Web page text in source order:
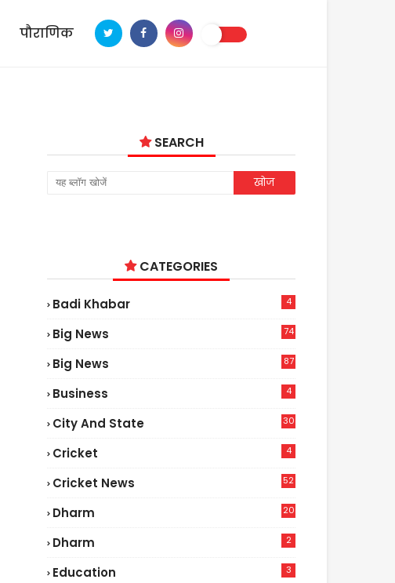
पौराणिक
SEARCH
CATEGORIES
Badi Khabar 4
Big News
74
Big News
87
Business 4
City And State 30
Cricket 4
Cricket News
52
Dharm 20
Dharm 2
Education 3